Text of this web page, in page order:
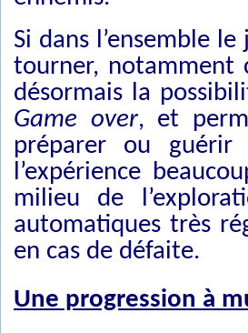
Si dans l’ensemble
tourner, notamment
désormais la
Game over, et
préparer ou
l’expérience
milieu de
automatiques très
en cas de défaite.
Une progression à